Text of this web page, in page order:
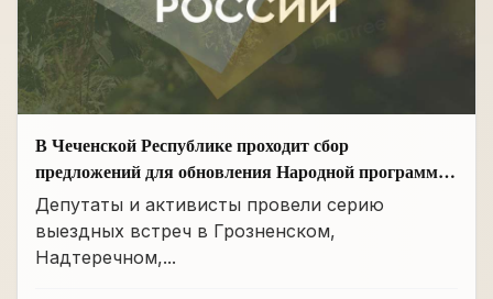
В Чеченской Республике проходит сбор
предложений для обновления Народной программы
в сфере АПК
Депутаты и активисты провели серию
выездных встреч в Грозненском,
Надтеречном,...